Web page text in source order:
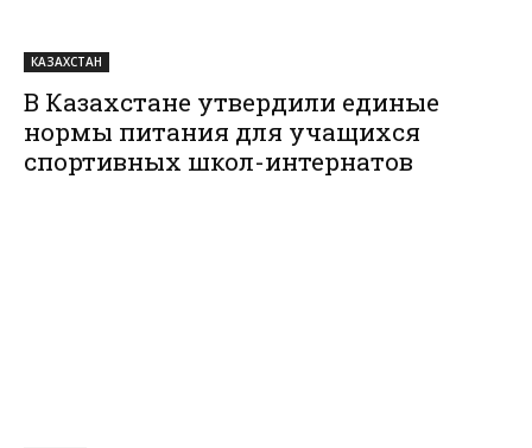
КАЗАХСТАН
В Казахстане утвердили единые
нормы питания для учащихся
спортивных школ-интернатов